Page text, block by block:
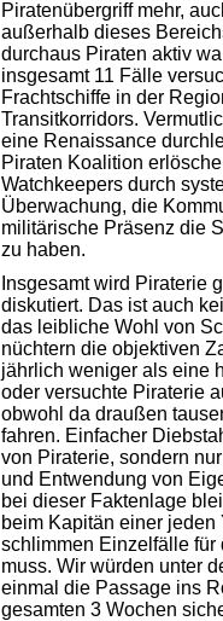
Piratenübergriff mehr,
außerhalb dieses
durchaus Piraten aktiv
insgesamt 11 Fälle
Frachtschiffe in der
Transitkorridors.
eine Renaissance
Piraten Koalition
Watchkeepers durch
Überwachung, die
militärische Präsenz die
zu haben.
Insgesamt wird Piraterie
diskutiert. Das ist auch
das leibliche Wohl von
nüchtern die objektiven
jährlich weniger als eine
oder versuchte Piraterie
obwohl da draußen
fahren. Einfacher
von Piraterie, sondern
und Entwendung von
bei dieser Faktenlage
beim Kapitän einer
schlimmen Einzelfälle
muss. Wir würden unter
einmal die Passage ins
gesamten 3 Wochen